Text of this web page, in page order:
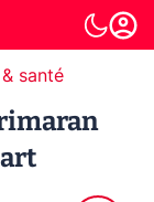
santé